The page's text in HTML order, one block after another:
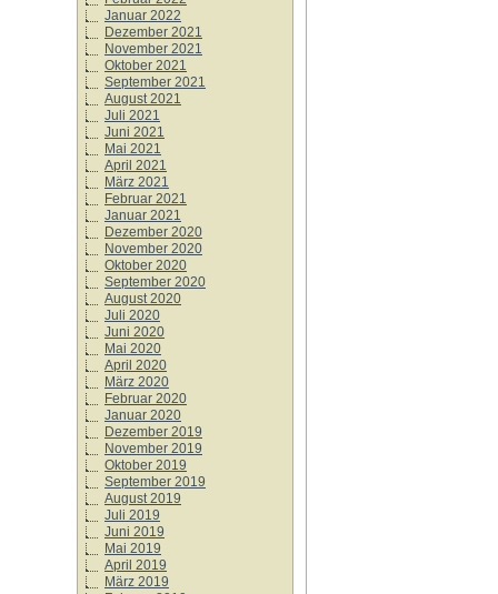
Januar 2022
Dezember 2021
November 2021
Oktober 2021
September 2021
August 2021
Juli 2021
Juni 2021
Mai 2021
April 2021
März 2021
Februar 2021
Januar 2021
Dezember 2020
November 2020
Oktober 2020
September 2020
August 2020
Juli 2020
Juni 2020
Mai 2020
April 2020
März 2020
Februar 2020
Januar 2020
Dezember 2019
November 2019
Oktober 2019
September 2019
August 2019
Juli 2019
Juni 2019
Mai 2019
April 2019
März 2019